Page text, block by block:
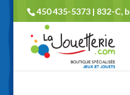
450 435-5373 | 832-C,